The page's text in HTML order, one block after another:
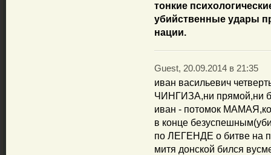
тонкие
убийственные удары
нации.
Guest, 20.09.2014 в 21:35
иван васильевич
ЧИНГИЗА,ни прямой,ни
иван - потомок
в конце
по ЛЕГЕНДЕ о битве на
митя донской бился